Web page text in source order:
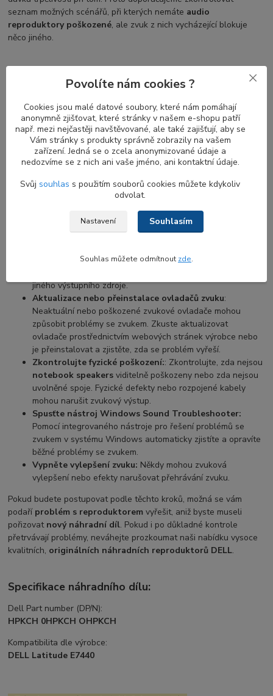
seznam možných scénářů, při kterých nemáte audio
reproduktory poškozené, ale zvuk z nich vycházející blokuje
něco jiného.
Běžné problémy s nefunkčními
reproduktory u notebooků DELL Latitude
Když přestanou fungovatreproduktory notebooku, může to být
frustrující a nepříjemné. Existuje několik běžných příčin tohoto
problému, včetně problémů s nastavením a konfigurací zvuku,
problémů s ovladači zařízení a také fyzických závad reproduktorů
můžete podniknout několik kroků:
Zkontrolujte nastavení zvuku: Ujistěte se, že hlasitost
reproduktorů není ztlumená a je nastavena na slyšitelnou
interní reproduktory notebooku
jiného výstupního zdroje.
Aktualizace nebo přeinstalace ovladačů zvuku:
Neaktuální nebo poškozené zvukové ovladače mohou
způsobit problémy se zvukem. Zkuste aktualizovat
ovladače prostřednictvím webových stránek výrobce nebo
je přeinstalovat a zjistěte, zda se problém vyřeší.
Zkontrolujte fyzické poškození:: Zkontrolujte, zda nejsou
notebook speakers viditelně poškozeny nebo zda nejsou
uvolněné spoje. Fyzické defekty nebo rozpojené kabely
mohou narušit zvukový výstup.
Spusťte nástroj Windows Sound Troubleshooter:
Pomocí integrovaného nástroje pro řešení problémů se
zvukem v systému Windows automaticky zjistíte a opravíte
běžné problémy se zvukem.
Vypněte vylepšení zvuku: Někdy mohou zvuková
vylepšení nebo efekty narušovat přehrávání zvuku.
Pokud budete postupovat podle těchto kroků, možná se vám
podaří problém s reproduktorem vyřešit, aniž byste museli
pořizovat nový náhradní díl. Pokud i po důkladné kontrole
přetrvávají problémy, neváhejte prozkoumat naši nabídku vysoce
kvalitních, originálních náhradních reproduktorů DELL.
Specifikace náhradního dílu:
Dell Part number (DP/N):
HPKCH 0HPKCH OHPKCH
Kompatibilita dle výrobce:
DELL Latitude E7440
Povolíte nám cookies ?
Cookies jsou malé datové soubory, které nám pomáhají
anonymně zjišťovat, které stránky v našem e-shopu patří
např. mezi nejčastěji navštěvované, ale také zajišťují, aby se
Vám stránky s produkty správně zobrazily na vašem
zařízení. Jedná se o zcela anonymizované údaje a
nedozvíme se z nich ani vaše jméno, ani kontaktní údaje.
Svůj souhlas s použitím souborů cookies můžete kdykoliv
odvolat.
Nastavení Souhlasím
Souhlas můžete odmítnout zde.